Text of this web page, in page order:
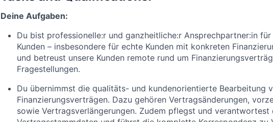
Deine Aufgaben:
Du bist professionelle:r und ganzheitliche:r Ansprechpartner:in
Kunden – insbesondere für echte Kunden mit konkreten
und betreust unsere Kunden remote rund um
Fragestellungen.
Du übernimmst die qualitäts- und kundenorientierte Bearbeitung
Finanzierungsverträgen. Dazu gehören Vertragsänderungen,
sowie Vertragsverlängerungen. Zudem pflegst und verantwortest